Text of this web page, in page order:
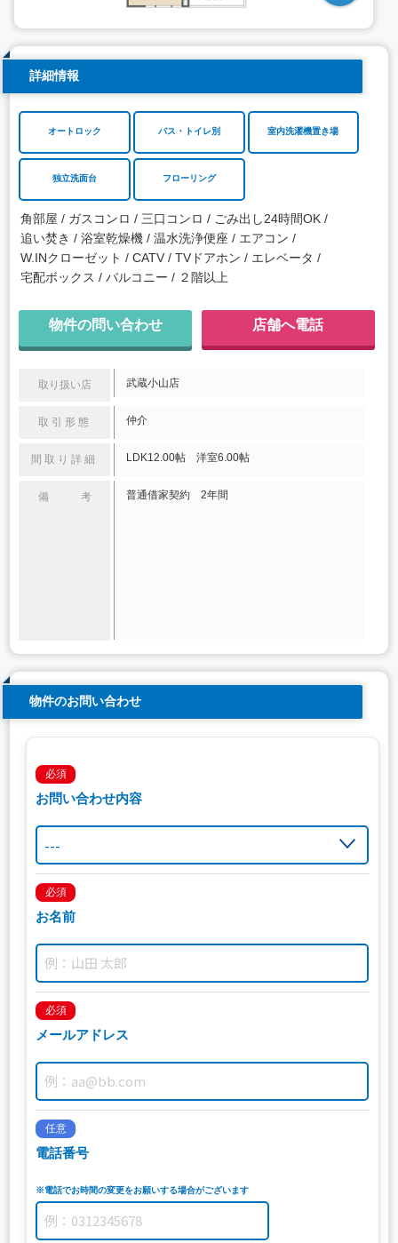
詳細情報
オートロック バス・トイレ別 室内洗濯機置き場
独立洗面台 フローリング
角部屋 ガスコンロ 三口コンロ
ごみ出し24時間OK
追い焚き
浴室乾燥機 温水洗浄便座
エアコン
W.INクローゼット
CATV TVドアホン
エレベータ
宅配ボックス
バルコニー ２階以上
物件の問い合わせ 店舗へ電話
取り扱い店 武蔵小山店
取引形態 仲介
間取り詳細 LDK12.00帖 洋室6.00帖
備 考 普通借家契約 2年間
物件のお問い合わせ
必須
お問い合わせ内容
必須
お名前
必須
メールアドレス
任意
電話番号
※電話でお時間の変更をお願いする場合がございます